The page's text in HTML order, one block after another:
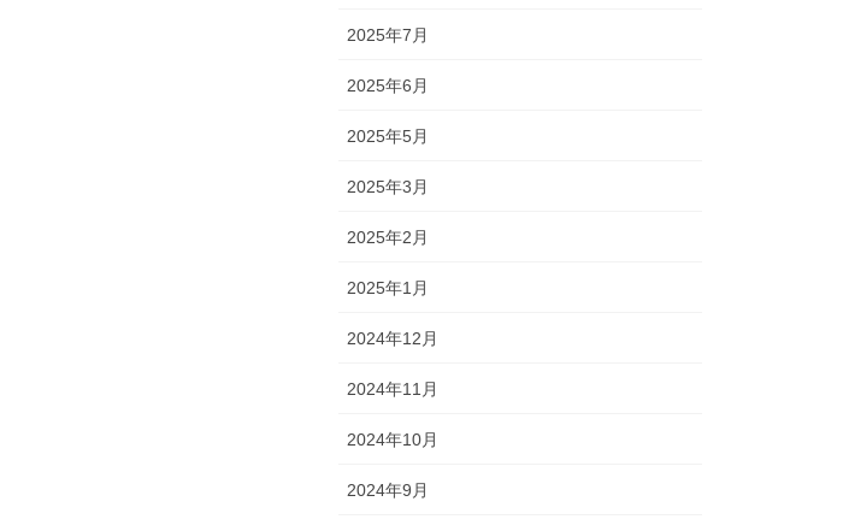
2025年7月
2025年6月
2025年5月
2025年3月
2025年2月
2025年1月
2024年12月
2024年11月
2024年10月
2024年9月